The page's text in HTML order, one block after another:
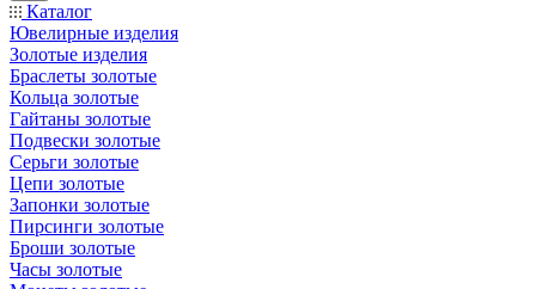
Каталог
Ювелирные изделия
Золотые изделия
Браслеты золотые
Кольца золотые
Гайтаны золотые
Подвески золотые
Серьги золотые
Цепи золотые
Запонки золотые
Пирсинги золотые
Броши золотые
Часы золотые